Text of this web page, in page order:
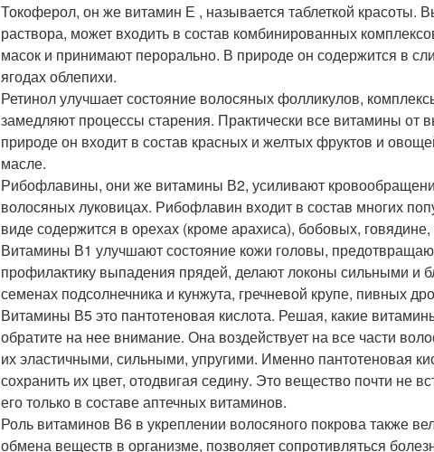
Токоферол, он же витамин Е , называется таблеткой красоты.
раствора, может входить в состав комбинированных
масок и принимают перорально. В природе он содержится в
ягодах облепихи.
Ретинол улучшает состояние волосяных фолликулов,
замедляют процессы старения. Практически все витамины
природе он входит в состав красных и желтых фруктов и
масле.
Рибофлавины, они же витамины В2, усиливают
волосяных луковицах. Рибофлавин входит в состав многих
виде содержится в орехах (кроме арахиса), бобовых, говядине,
Витамины В1 улучшают состояние кожи головы,
профилактику выпадения прядей, делают локоны сильными и
семенах подсолнечника и кунжута, гречневой крупе, пивных
Витамины В5 это пантотеновая кислота. Решая, какие
обратите на нее внимание. Она воздействует на все части
их эластичными, сильными, упругими. Именно пантотеновая
сохранить их цвет, отодвигая седину. Это вещество почти не
его только в составе аптечных витаминов.
Роль витаминов В6 в укреплении волосяного покрова также
обмена веществ в организме, позволяет сопротивляться